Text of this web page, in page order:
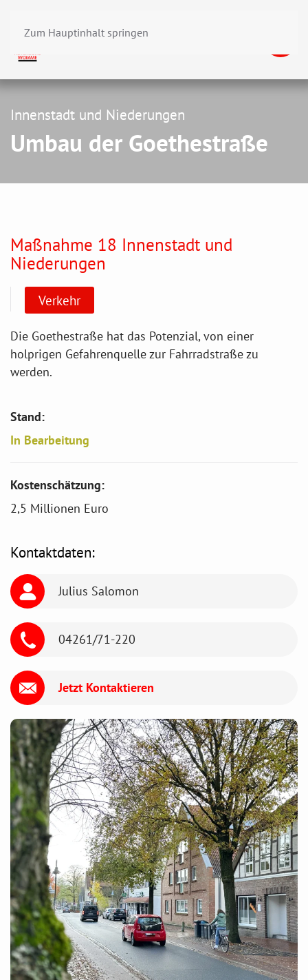
Zum Hauptinhalt springen
Innenstadt und Niederungen
Umbau der Goethestraße
Maßnahme 18 Innenstadt und
Niederungen
Verkehr
Die Goethestraße hat das Potenzial, von einer
holprigen Gefahrenquelle zur Fahrradstraße zu
werden.
Stand:
In Bearbeitung
Kostenschätzung:
2,5 Millionen Euro
Kontaktdaten:
Julius Salomon
04261/71-220
Jetzt Kontaktieren